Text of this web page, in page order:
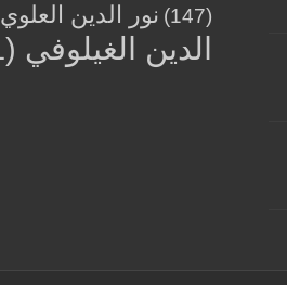
(147)
نور الدين العلوي
الدين الغيلوفي (431)